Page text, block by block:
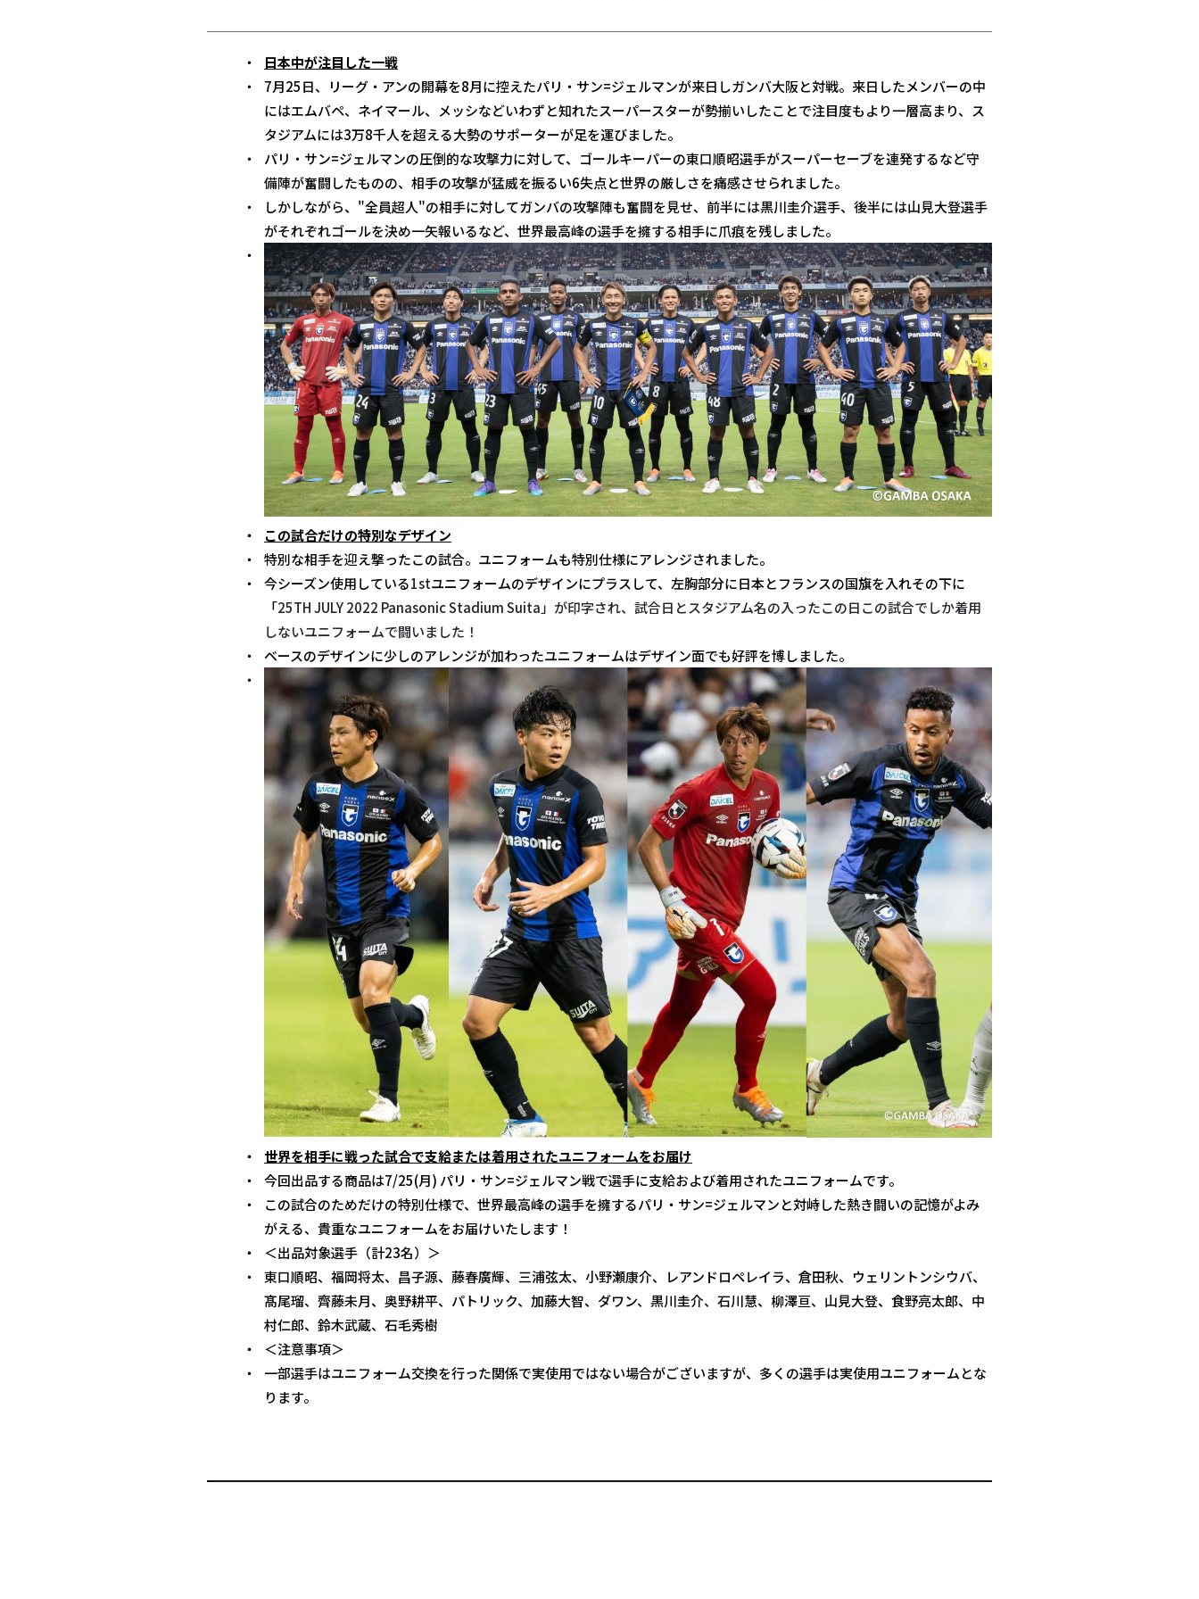
日本中が注目した一戦
7月25日、リーグ・アンの開幕を8月に控えたパリ・サン=ジェルマンが来日しガンバ大阪と対戦。来日したメンバーの中
にはエムバペ、ネイマール、メッシなどいわずと知れたスーパースターが勢揃いしたことで注目度もより一層高まり、ス
タジアムには3万8千人を超える大勢のサポーターが足を運びました。
パリ・サン=ジェルマンの圧倒的な攻撃力に対して、ゴールキーパーの東口順昭選手がスーパーセーブを連発するなど守
備陣が奮闘したものの、相手の攻撃が猛威を振るい6失点と世界の厳しさを痛感させられました。
しかしながら、"全員超人"の相手に対してガンバの攻撃陣も奮闘を見せ、前半には黒川圭介選手、後半には山見大登選手
がそれぞれゴールを決め一矢報いるなど、世界最高峰の選手を擁する相手に爪痕を残しました。
この試合だけの特別なデザイン
特別な相手を迎え撃ったこの試合。ユニフォームも特別仕様にアレンジされました。
今シーズン使用している1stユニフォームのデザインにプラスして、左胸部分に日本とフランスの国旗を入れその下に
「25TH JULY 2022 Panasonic Stadium Suita」が印字され、試合日とスタジアム名の入ったこの日この試合でしか着用
しないユニフォームで闘いました！
ベースのデザインに少しのアレンジが加わったユニフォームはデザイン面でも好評を博しました。
世界を相手に戦った試合で支給または着用されたユニフォームをお届け
今回出品する商品は7/25(月) パリ・サン=ジェルマン戦で選手に支給および着用されたユニフォームです。
この試合のためだけの特別仕様で、世界最高峰の選手を擁するパリ・サン=ジェルマンと対峙した熱き闘いの記憶がよみ
がえる、貴重なユニフォームをお届けいたします！
＜出品対象選手（計23名）＞
東口順昭、福岡将太、昌子源、藤春廣輝、三浦弦太、小野瀬康介、レアンドロペレイラ、倉田秋、ウェリントンシウバ、
髙尾瑠、齊藤未月、奥野耕平、パトリック、加藤大智、ダワン、黒川圭介、石川慧、柳澤亘、山見大登、食野亮太郎、中
村仁郎、鈴木武蔵、石毛秀樹
＜注意事項＞
一部選手はユニフォーム交換を行った関係で実使用ではない場合がございますが、多くの選手は実使用ユニフォームとな
ります。